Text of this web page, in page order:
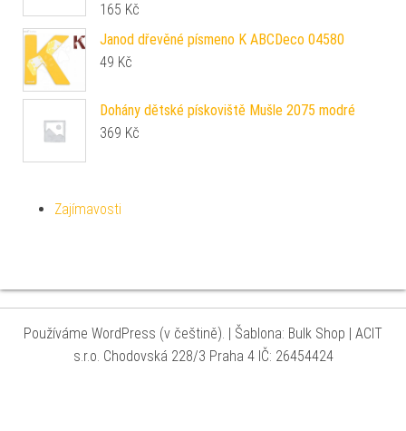
165 Kč
Janod dřevěné písmeno K ABCDeco 04580
49 Kč
Dohány dětské pískoviště Mušle 2075 modré
369 Kč
Zajímavosti
Používáme WordPress (v češtině). | Šablona: Bulk Shop | ACIT
s.r.o. Chodovská 228/3 Praha 4 IČ: 26454424